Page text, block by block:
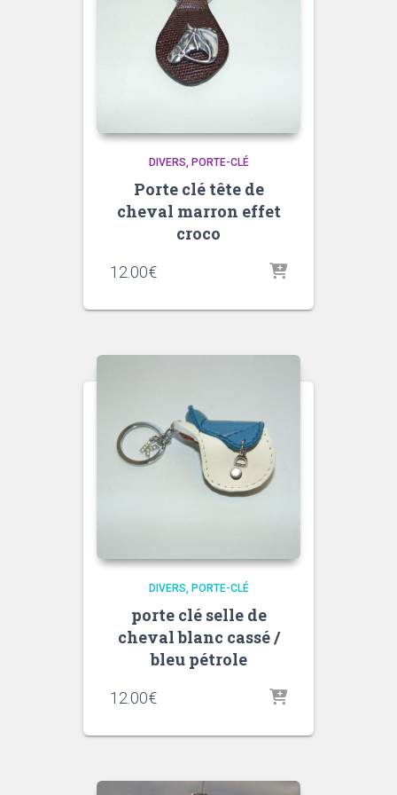
DIVERS PORTE-CLÉ
Porte clé tête de
cheval marron effet
croco
12.00€
DIVERS PORTE-CLÉ
porte clé selle de
cheval blanc cassé /
bleu pétrole
12.00€